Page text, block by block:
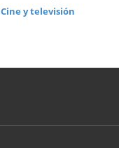
Cine y televisión